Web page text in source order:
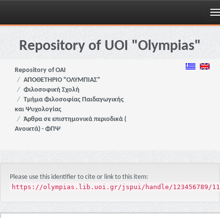
Skip
navigationRepository of UOI "Olympias"
Repository of OAI
ΑΠΟΘΕΤΗΡΙΟ "ΟΛΥΜΠΙΑΣ"
Φιλοσοφική Σχολή
Τμήμα Φιλοσοφίας Παιδαγωγικής
και Ψυχολογίας
Άρθρα σε επιστημονικά περιοδικά (
Ανοικτά) - ΦΠΨ
Please use this identifier to cite or link to this item:
https://olympias.lib.uoi.gr/jspui/handle/123456789/